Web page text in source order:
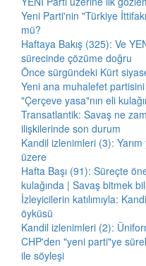
Yeni Parti'nin "Türkiye
mü?
Haftaya Bakış (325): Ve
sürecinde çözüme doğru
Önce sürgündeki Kürt
Yeni ana muhalefet
"Çerçeve yasa"nın eli
Transatlantik: Savaş ne
ilişkilerinde son durum
Kandil izlenimleri (3):
üzere
Hafta Başı (91): Süreçte
kulağında | Savaş bitmek
İzleyicilerin katılımıyla:
öyküsü
Kandil izlenimleri (2):
CHP'den "yeni parti"ye
ile söyleşi